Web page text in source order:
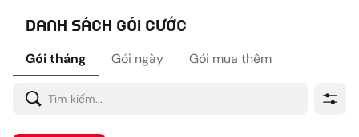
Danh sách Gói cước
Gói tháng
Gói ngày Gói mua thêm
Tìm kiếm...